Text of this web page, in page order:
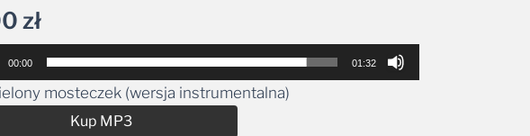
zł
00:00 01:32
mosteczek (wersja instrumentalna)
Kup MP3